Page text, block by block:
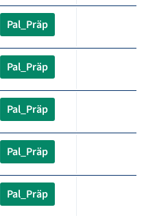
Pal_Präp
Pal_Präp
Pal_Präp
Pal_Präp
Pal_Präp